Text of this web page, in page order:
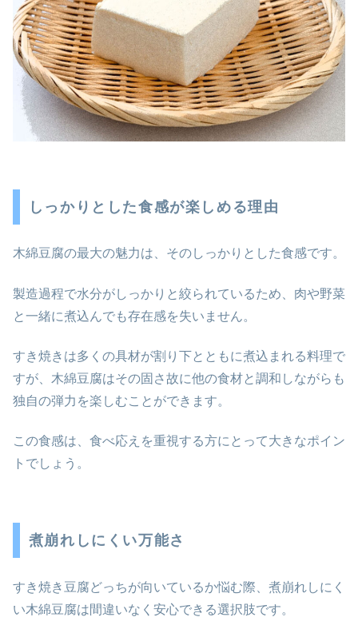
しっかりとした食感が楽しめる理由
木綿豆腐の最大の魅力は、そのしっかりとした食感です。
製造過程で水分がしっかりと絞られているため、肉や野菜
と一緒に煮込んでも存在感を失いません。
すき焼きは多くの具材が割り下とともに煮込まれる料理で
すが、木綿豆腐はその固さ故に他の食材と調和しながらも
独自の弾力を楽しむことができます。
この食感は、食べ応えを重視する方にとって大きなポイン
トでしょう。
煮崩れしにくい万能さ
すき焼き豆腐どっちが向いているか悩む際、煮崩れしにく
い木綿豆腐は間違いなく安心できる選択肢です。